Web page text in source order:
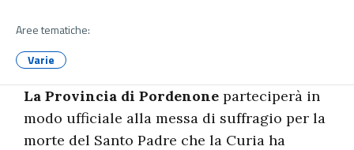
Aree tematiche:
Varie
La Provincia di Pordenone parteciperà in
modo ufficiale alla messa di suffragio per la
morte del Santo Padre che la Curia ha